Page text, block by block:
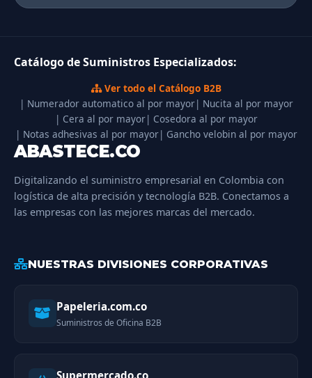
Catálogo de Suministros Especializados:
Ver todo el Catálogo B2B
| Numerador automatico al por mayor| Nucita al por mayor
| Cera al por mayor| Cosedora al por mayor
| Notas adhesivas al por mayor| Gancho velobin al por mayor
ABASTECE.CO
Digitalizando el suministro empresarial en Colombia con
logística de alta precisión y tecnología B2B. Conectamos a
las empresas con las mejores marcas del mercado.
NUESTRAS DIVISIONES CORPORATIVAS
Papeleria.com.co
Suministros de Oficina B2B
Supermercado.co